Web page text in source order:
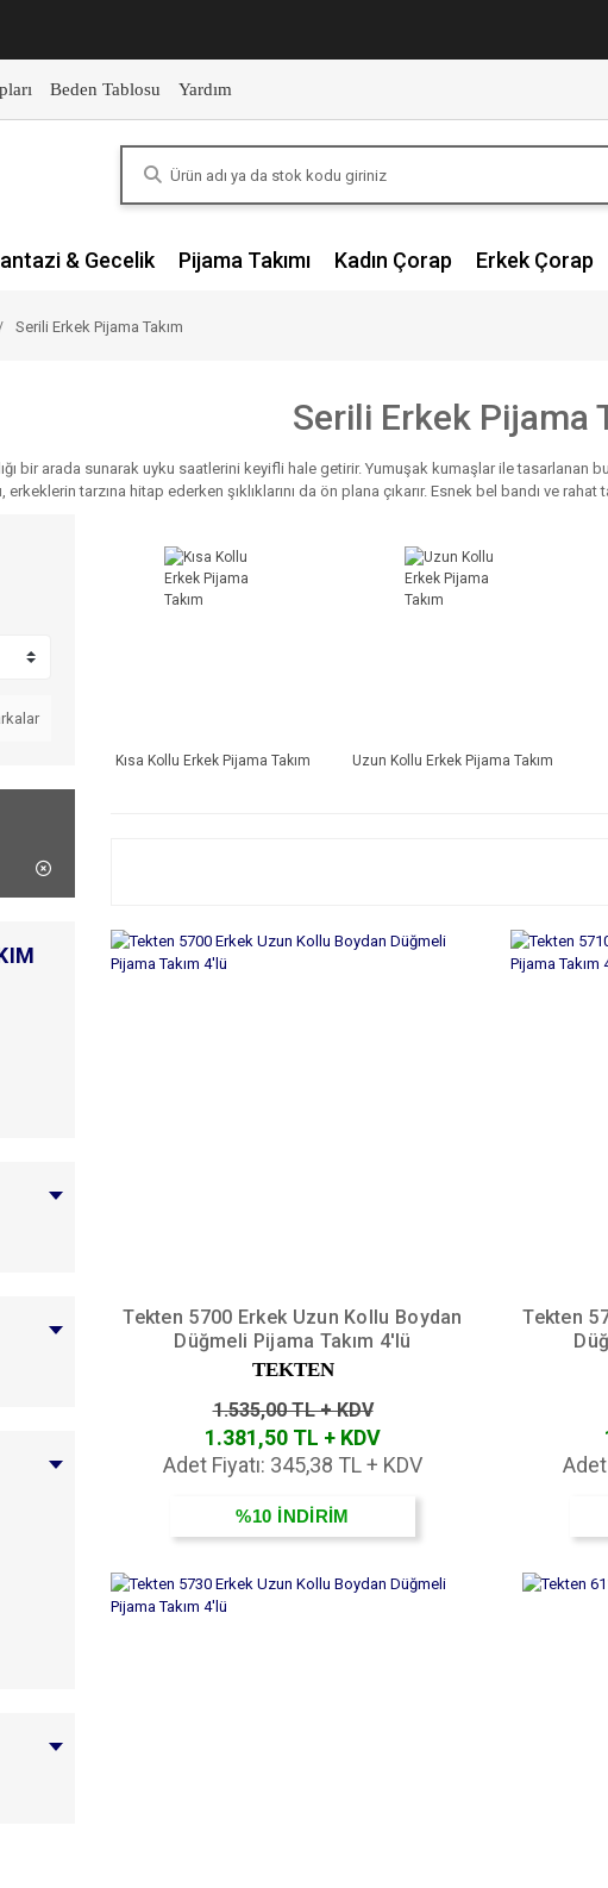
Beden Tablosu Yardım
& Gecelik Pijama Takımı Kadın Çorap Erkek Çorap
Serili Erkek Pijama Takım
Serili Erkek Pijama
bir arada sunarak uyku saatlerini keyifli hale getirir. Yumuşak kumaşlar ile
tarzına hitap ederken şıklıklarını da ön plana çıkarır. Esnek bel bandı ve
Kısa Kollu Erkek Pijama Takım Uzun Kollu Erkek Pijama Takım
Tekten 5700 Erkek Uzun Kollu Boydan
Düğmeli Pijama Takım 4'lü
TEKTEN
1.535,00 TL + KDV
1.381,50 TL + KDV
Adet Fiyatı: 345,38 TL + KDV
%10 İNDİRİM
Tekten
Adet